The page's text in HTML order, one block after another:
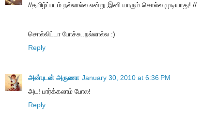
//தமிழ்ப்படம் நல்லால்ல என்று இனி யாரும் சொல்ல முடியாது! //
சொல்லிட்டா போச்சு..நல்லால்ல :)
Reply
அன்புடன் அருணா January 30, 2010 at 6:36 PM
அட! பார்க்கலாம் போல!
Reply